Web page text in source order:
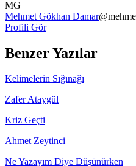
MG
Mehmet Gökhan Damar@
Profili Gör
Benzer Yazılar
Kelimelerin Sığınağı
Zafer Ataygül
Kriz Geçti
Ahmet Zeytinci
Ne Yazayım Diye Düşünürken